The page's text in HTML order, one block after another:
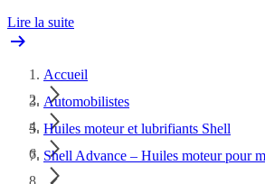
Lire la suite
Accueil
Automobilistes
Huiles moteur et lubrifiants Shell
Shell Advance – Huiles moteur pour